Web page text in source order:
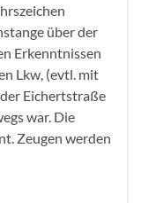
über der
Erkenntnissen
Lkw, (evtl. mit
Eichertstraße
war. Die
Zeugen werden